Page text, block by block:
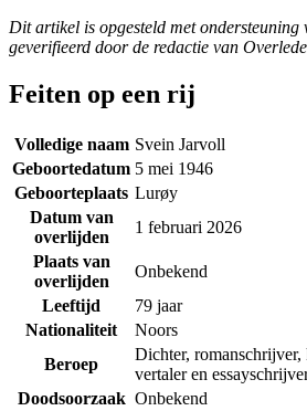
Dit artikel is opgesteld met ondersteuning
geverifieerd door de redactie van
Feiten op een rij
Volledige naam Svein Jarvoll
Geboortedatum 5 mei 1946
Geboorteplaats Lurøy
Datum van
overlijden
1 februari 2026
Plaats van
overlijden
Onbekend
Leeftijd
79 jaar
Nationaliteit
Noors
Beroep
Dichter,
vertaler en
Doodsoorzaak Onbekend